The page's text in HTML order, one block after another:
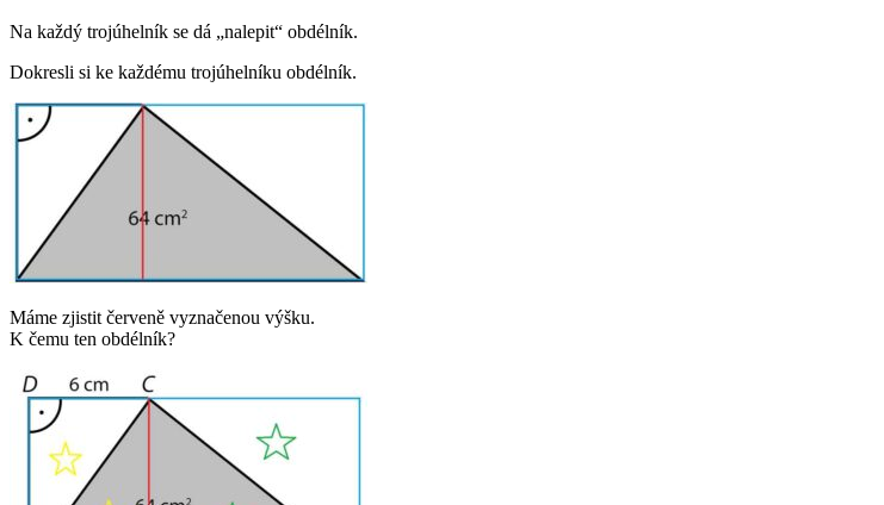
Na každý trojúhelník se dá „nalepit“ obdélník.
Dokresli si ke každému trojúhelníku obdélník.
Máme zjistit červeně vyznačenou výšku.
K čemu ten obdélník?